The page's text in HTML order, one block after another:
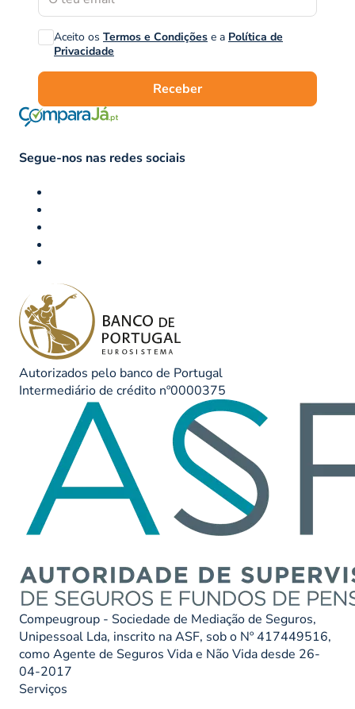
Aceito os Termos e Condições e a Política de
Privacidade
Receber
Segue-nos nas redes sociais
Autorizados pelo banco de Portugal
Intermediário de crédito nº0000375
Compeugroup - Sociedade de Mediação de Seguros,
Unipessoal Lda, inscrito na ASF, sob o Nº 417449516,
como Agente de Seguros Vida e Não Vida desde 26-
04-2017
Serviços